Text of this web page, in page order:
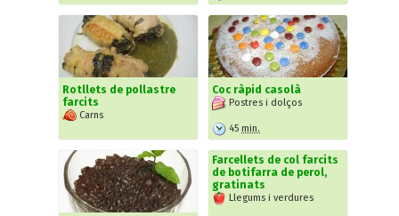
Rotllets de pollastre
farcits
Carns
Coc ràpid casolà
Postres i dolços
45 min.
Farcellets de col farcits
de botifarra de perol,
gratinats
Llegums i verdures